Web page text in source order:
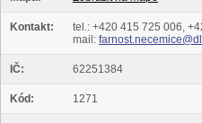
Kontakt:
tel.: +420 415 725 006,
mail:
IČ: 62251384
Kód: 1271